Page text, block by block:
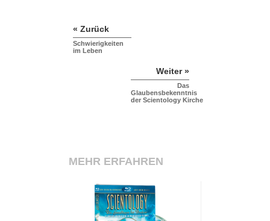
« Zurück
Schwierigkeiten
im Leben
Weiter »
Das
Glaubensbekenntnis
der Scientology Kirche
MEHR ERFAHREN